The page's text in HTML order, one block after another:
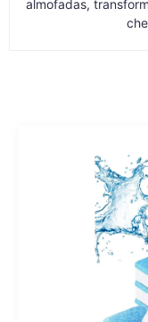
almofadas,